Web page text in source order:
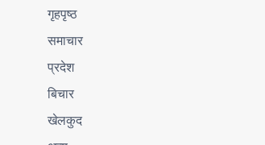
गृहपृष्ठ
समाचार
प्रदेश
बिचार
खेलकुद